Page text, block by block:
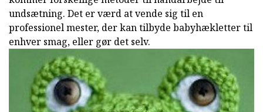
undsætning. Det er værd at vende sig til en
professionel mester, der kan tilbyde babyhækletter til
enhver smag, eller gør det selv.